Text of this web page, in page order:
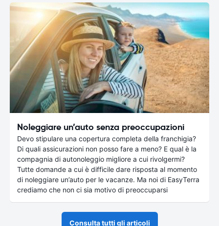
Noleggiare un’auto senza preoccupazioni
Devo stipulare una copertura completa della franchigia?
Di quali assicurazioni non posso fare a meno? E qual è la
compagnia di autonoleggio migliore a cui rivolgermi?
Tutte domande a cui è difficile dare risposta al momento
di noleggiare un’auto per le vacanze. Ma noi di EasyTerra
crediamo che non ci sia motivo di preoccuparsi
Consulta tutti gli articoli